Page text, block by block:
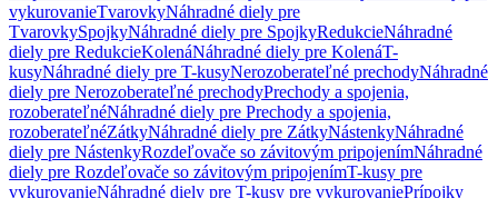
vykurovanieTvarovkyNáhradné diely pre
TvarovkySpojkyNáhradné diely pre SpojkyRedukcieNáhradné
diely pre RedukcieKolenáNáhradné diely pre KolenáT-
kusyNáhradné diely pre T-kusyNerozoberateľné prechodyNáhradné
diely pre Nerozoberateľné prechodyPrechody a spojenia,
rozoberateľnéNáhradné diely pre Prechody a spojenia,
rozoberateľnéZátkyNáhradné diely pre ZátkyNástenkyNáhradné
diely pre NástenkyRozdeľovače so závitovým pripojenímNáhradné
diely pre Rozdeľovače so závitovým pripojenímT-kusy pre
vykurovanieNáhradné diely pre T-kusy pre vykurovaniePrípojky